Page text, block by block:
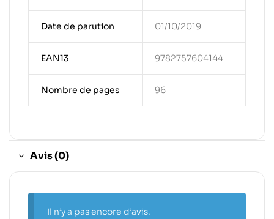
Date de parution 01/10/2019
EAN13 9782757604144
Nombre de pages 96
Avis (0)
Il n’y a pas encore d’avis.